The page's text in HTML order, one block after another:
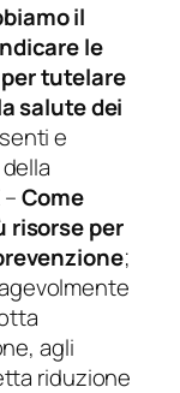
il
le
tutelare
salute dei
e
–Come
risorse per
;
agli
riduzione